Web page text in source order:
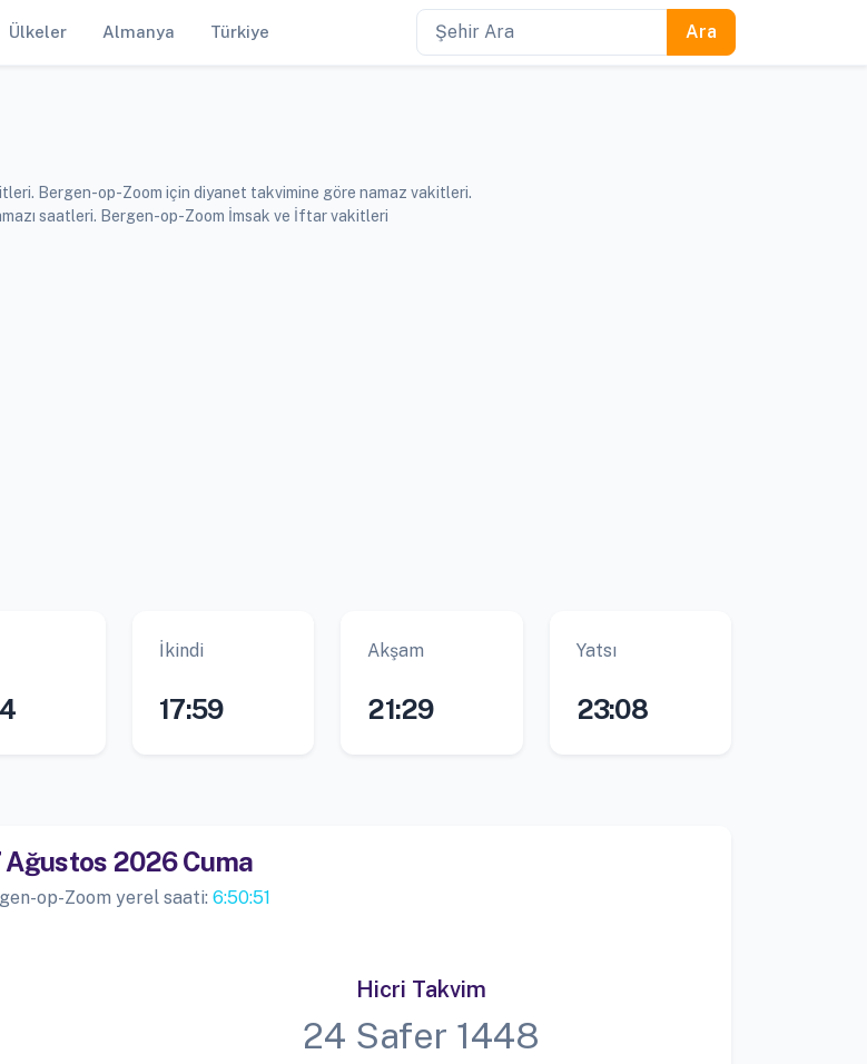
Ülkeler Almanya Türkiye
Bergen-op-Zoom için diyanet takvimine göre namaz vakitleri.
saatleri. Bergen-op-Zoom İmsak ve İftar vakitleri
İkindi
17:59
Akşam
21:29
Yatsı
23:08
Ağustos 2026 Cuma
op-Zoom yerel saati: 6:50:51
Hicri Takvim
24 Safer 1448